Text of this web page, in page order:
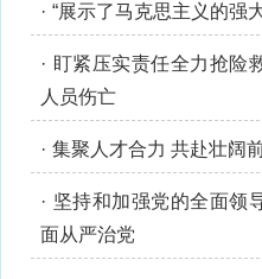
· “展示了马克思主义的强
· 盯紧压实责任全力抢险
人员伤亡
· 集聚人才合力 共赴壮阔
· 坚持和加强党的全面领
面从严治党